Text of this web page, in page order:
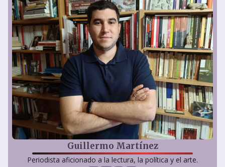
Guillermo Martínez
Periodista aficionado a la lectura, la política y el arte.